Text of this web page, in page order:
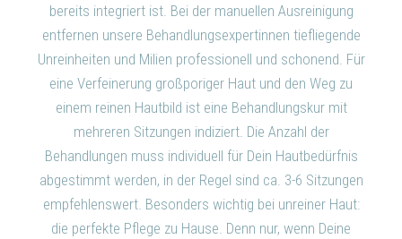
bereits integriert ist. Bei der manuellen Ausreinigung
entfernen unsere Behandlungsexpertinnen tiefliegende
Unreinheiten und Milien professionell und schonend. Für
eine Verfeinerung großporiger Haut und den Weg zu
einem reinen Hautbild ist eine Behandlungskur mit
mehreren Sitzungen indiziert. Die Anzahl der
Behandlungen muss individuell für Dein Hautbedürfnis
abgestimmt werden, in der Regel sind ca. 3-6 Sitzungen
empfehlenswert. Besonders wichtig bei unreiner Haut:
die perfekte Pflege zu Hause. Denn nur, wenn Deine